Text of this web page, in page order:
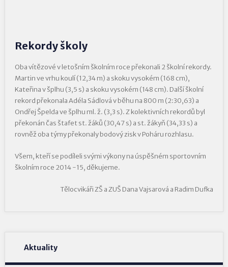
Rekordy školy
Oba vítězové v letošním školním roce překonali 2 školní rekordy.
Martin ve vrhu koulí (12,34 m) a skoku vysokém (168 cm),
Kateřina v šplhu (3,5 s) a skoku vysokém (148 cm). Další školní
rekord překonala Adéla Sádlová v běhu na 800 m (2:30,63) a
Ondřej Špelda ve šplhu ml. ž. (3,3 s). Z kolektivních rekordů byl
překonán čas štafet st. žáků (30,47 s) a st. žákyň (34,33 s) a
rovněž oba týmy překonaly bodový zisk v Poháru rozhlasu.
Všem, kteří se podíleli svými výkony na úspěšném sportovním
školním roce 2014 -15, děkujeme.
Tělocvikáři ZŠ a ZUŠ Dana Vajsarová a Radim Dufka
Aktuality